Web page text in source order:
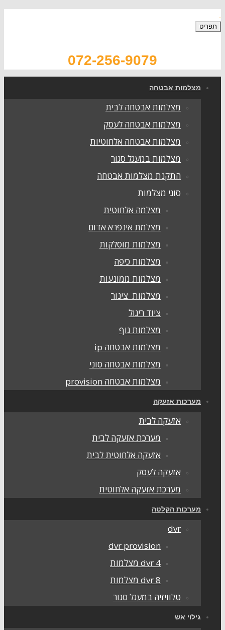
072-256-9079
אבטחה
מצלמות אבטחה לבית
מצלמות אבטחה לעסק
מצלמות אבטחה אלחוטיות
מצלמות במעגל סגור
התקנת מצלמות אבטחה
סוגי מצלמות
מצלמה אלחוטית
מצלמת אינפרא אדום
מצלמות מוסלקות
מצלמות כיפה
מצלמות ממונעות
מצלמות צינור
ציוד ריגול
מצלמות גוף
מצלמות אבטחה ip
מצלמות אבטחה סוני
מצלמות אבטחה provision
אזעקה
אזעקה לבית
מערכת אזעקה לבית
אזעקה אלחוטית לבית
אזעקה לעסק
מערכת אזעקה אלחוטית
הקלטה
dvr provision
dvr 4 מצלמות
dvr 8 מצלמות
טלוויזיה במעגל סגור
אש